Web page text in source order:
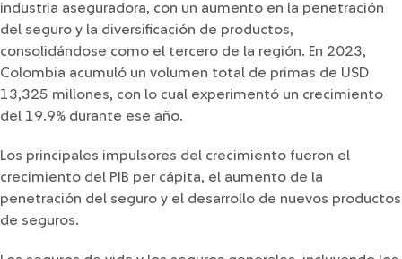
industria aseguradora, con un aumento en la penetración
del seguro y la diversificación de productos,
consolidándose como el tercero de la región. En 2023,
Colombia acumuló un volumen total de primas de USD
13,325 millones, con lo cual experimentó un crecimiento
del 19.9% durante ese año.
Los principales impulsores del crecimiento fueron el
crecimiento del PIB per cápita, el aumento de la
penetración del seguro y el desarrollo de nuevos productos
de seguros.